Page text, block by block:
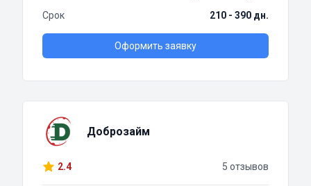
Срок
210 - 390 дн.
Оформить заявку
Доброзайм
2.4 5 отзывов